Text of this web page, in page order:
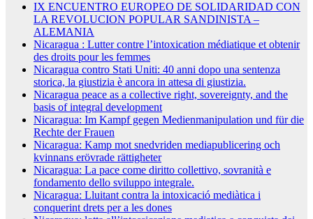
IX ENCUENTRO EUROPEO DE SOLIDARIDAD CON
LA REVOLUCION POPULAR SANDINISTA –
ALEMANIA
Nicaragua : Lutter contre l’intoxication médiatique et obtenir
des droits pour les femmes
Nicaragua contro Stati Uniti: 40 anni dopo una sentenza
storica, la giustizia è ancora in attesa di giustizia.
Nicaragua peace as a collective right, sovereignty, and the
basis of integral development
Nicaragua: Im Kampf gegen Medienmanipulation und für die
Rechte der Frauen
Nicaragua: Kamp mot snedvriden mediapublicering och
kvinnans erövrade rättigheter
Nicaragua: La pace come diritto collettivo, sovranità e
fondamento dello sviluppo integrale.
Nicaragua: Lluitant contra la intoxicació mediàtica i
conquerint drets per a les dones